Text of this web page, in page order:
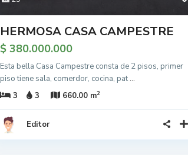
HERMOSA CASA CAMPESTRE
$ 380.000.000
Esta bella Casa Campestre consta de 2 pisos, primer
piso tiene sala, comerdor, cocina, pat...
3
3 660.00 m2
Editor